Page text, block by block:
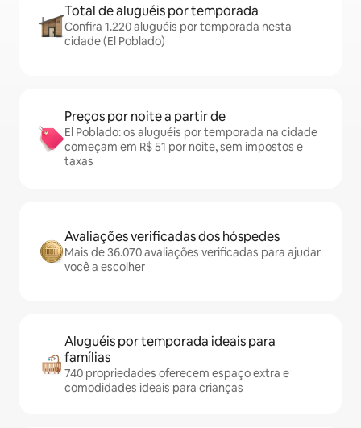
Total de aluguéis por temporada
Confira 1.220 aluguéis por temporada nesta
cidade (El Poblado)
Preços por noite a partir de
El Poblado: os aluguéis por temporada na cidade
começam em R$ 51 por noite, sem impostos e
taxas
Avaliações verificadas dos hóspedes
Mais de 36.070 avaliações verificadas para ajudar
você a escolher
Aluguéis por temporada ideais para
famílias
740 propriedades oferecem espaço extra e
comodidades ideais para crianças